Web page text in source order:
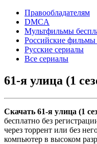
Правообладателям
DMCA
Мультфильмы
Российские фильмы
Русские сериалы
Все сериалы
61-я улица (1
Скачать 61-я улица (1
бесплатно без
через торрент или без
компьютер в высоком